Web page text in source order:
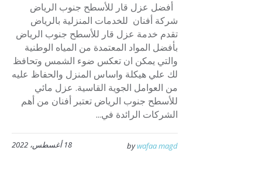
أفضل عزل قار للأسطح جنوب الرياض
شركة أفنان للخدمات المنزلية بالرياض
تقدم خدمة عزل قار للأسطح جنوب الرياض
بأفضل المواد المعتمدة من المياه الوطنية
والتي يمكن ان تعكس ضوء الشمس وتحافظ
لك علي هيكلة واساس المنزل والحفاظ عليه
من العوامل الجوية القاسية. عزل مائي
للأسطح جنوب الرياض تعتبر أفنان من أهم
الشركات الرائدة في...
18 أغسطس، 2022 bywafaa magd